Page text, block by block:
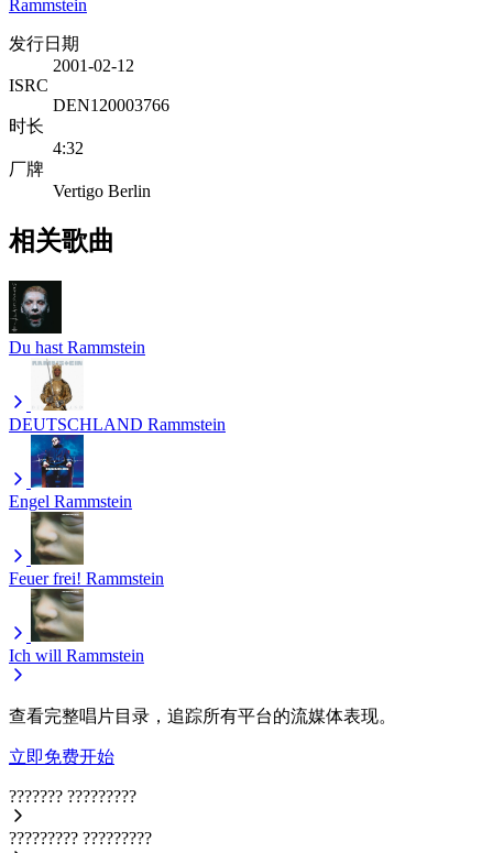
Rammstein
发行日期
2001-02-12
ISRC
DEN120003766
时长
4:32
厂牌
Vertigo Berlin
相关歌曲
Du hast Rammstein
DEUTSCHLAND Rammstein
Engel Rammstein
Feuer frei! Rammstein
Ich will Rammstein
查看完整唱片目录，追踪所有平台的流媒体表现。
立即免费开始
??????? ?????????
????????? ?????????